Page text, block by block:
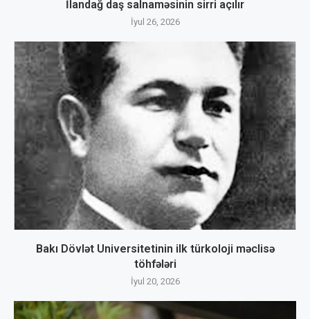
İlandağ daş salnaməsinin sirri açılır
İyul 26, 2026
Bakı Dövlət Universitetinin ilk türkoloji məclisə
töhfələri
İyul 20, 2026